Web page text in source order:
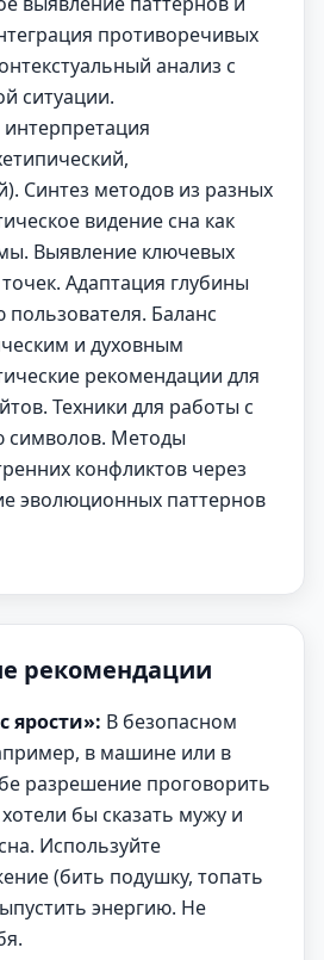
противоречивых
анализ с
ситуации.
Синтез методов из разных
видение сна как
Выявление ключевых
Адаптация глубины
пользователя. Баланс
и духовным
рекомендации для
Техники для работы с
символов. Методы
конфликтов через
эволюционных паттернов
рекомендации
ярости»: В безопасном
в машине или в
разрешение проговорить
бы сказать мужу и
Используйте
(бить подушку, топать
энергию. Не